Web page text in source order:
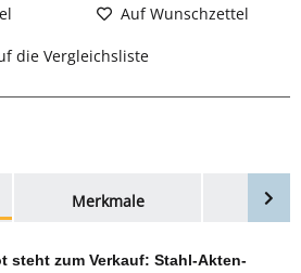
Auf Wunschzettel
die Vergleichsliste
Merkmale
steht zum Verkauf: Stahl-Akten-